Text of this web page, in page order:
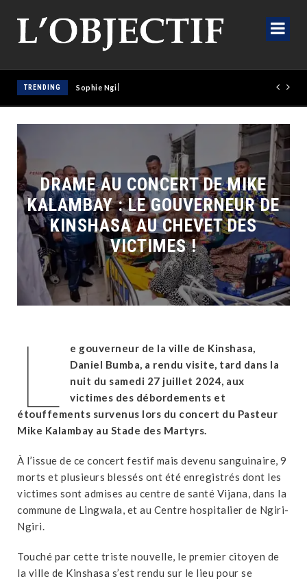
TRENDING Sophie Ngiaba : sous les ors du Golden Tulip, l’éclosion
DRAME AU CONCERT DE MIKE
KALAMBAY : LE GOUVERNEUR DE
KINSHASA AU CHEVET DES
VICTIMES !
L
e gouverneur de la ville de Kinshasa,
Daniel Bumba, a rendu visite, tard dans la
nuit du samedi 27 juillet 2024, aux
victimes des débordements et
étouffements survenus lors du concert du Pasteur
Mike Kalambay au Stade des Martyrs.
À l’issue de ce concert festif mais devenu sanguinaire, 9
morts et plusieurs blessés ont été enregistrés dont les
victimes sont admises au centre de santé Vijana, dans la
commune de Lingwala, et au Centre hospitalier de Ngiri-
Ngiri.
Touché par cette triste nouvelle, le premier citoyen de
la ville de Kinshasa s’est rendu sur le lieu pour se